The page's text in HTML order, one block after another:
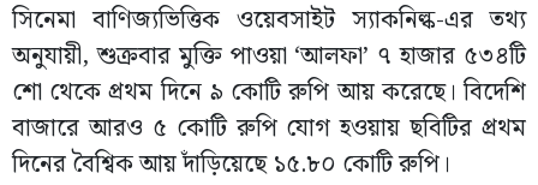
সিনেমা বাণিজ্যভিত্তিক ওয়েবসাইট স্যাকনিল্ক-এর তথ্য
অনুযায়ী, শুক্রবার মুক্তি পাওয়া ‘আলফা’ ৭ হাজার ৫৩৪টি
শো থেকে প্রথম দিনে ৯ কোটি রুপি আয় করেছে। বিদেশি
বাজারে আরও ৫ কোটি রুপি যোগ হওয়ায় ছবিটির প্রথম
দিনের বৈশ্বিক আয় দাঁড়িয়েছে ১৫.৮০ কোটি রুপি।